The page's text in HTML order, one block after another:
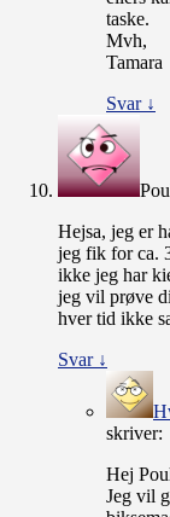
taske.
Mvh,
Tamara
Svar ↓
Hejsa, jeg er
jeg fik for ca.
ikke jeg har
jeg vil prøve
hver tid ikke
Svar ↓
skriver:
Hej
Jeg vil